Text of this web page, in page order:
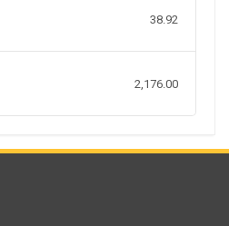
38.92
2,176.00